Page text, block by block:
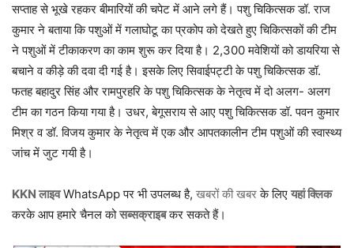
सप्ताह से भूखे रहकर बीमारियों की चपेट में आने लगे हैं। पशु चिकित्सक डॉ. राज
कुमार ने बताया कि पशुओं में गलाघोटू का प्रकोप को देखते हुए चिकित्सकों की टीम
ने पशुओं में टीकाकरण का काम शुरू कर दिया है। 2,300 मवेशियों को डायरिया से
बचाने व कीड़े की दवा दी गई है। इसके लिए सिवाईपट्टी के पशु चिकित्सक डॉ.
फतह बहादुर सिंह और रामपुरहरि के पशु चिकित्सक के नेतृत्व में दो अलग- अलग
टीम का गठन किया गया है। उधर, बेगूसराय से आए पशु चिकित्सक डॉ. पवन कुमार
मिश्र व डॉ. विजय कुमार के नेतृत्व में एक और आपतकालीन टीम पशुओं की स्वास्थ्य
जांच में जुट गयी है।
KKN लाइवWhatsApp पर भी उपलब्ध है, खबरों की खबरके लिए यहां क्लिक
करके आप हमारे चैनल कोसब्सक्राइबकर सकते हैं।